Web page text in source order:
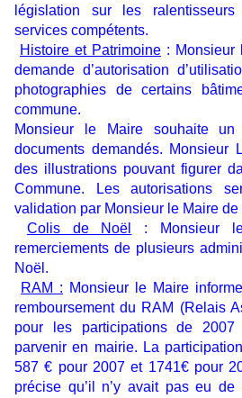
législation sur les
services compétents.
Histoire et Patrimoine : Monsieur
demande d’autorisation
photographies de certains
commune.
Monsieur le Maire souhaite
documents demandés. Monsieur
des illustrations pouvant figurer
Commune. Les autorisations
validation par Monsieur le Maire de
Colis de Noël
:
Monsieur
remerciements de plusieurs
Noël.
RAM : Monsieur le Maire
remboursement du RAM (Relais
pour les participations de
parvenir en mairie. La
587 € pour 2007 et 1741€ pour
précise qu’il n’y avait pas eu